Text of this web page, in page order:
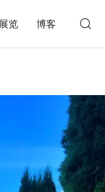
览 博客